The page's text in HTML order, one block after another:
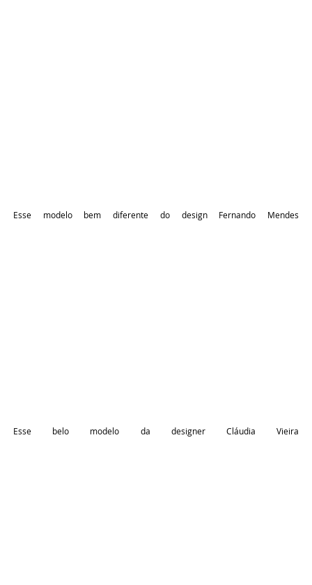
Esse modelo bem diferente do design Fernando Mendes
Esse belo modelo da designer Cláudia Vieira